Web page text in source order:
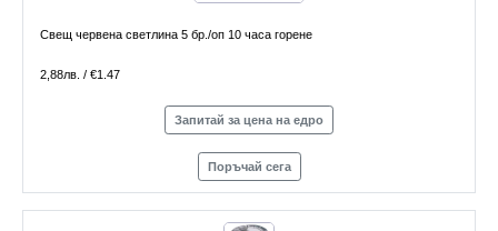
Свещ червена светлина 5 бр./оп 10 часа горене
2,88лв. / €1.47
Запитай за цена на едро
Поръчай сега